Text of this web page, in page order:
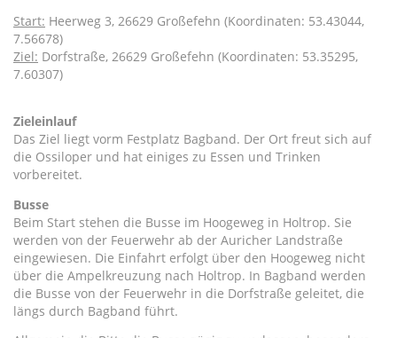
Start: Heerweg 3, 26629 Großefehn (Koordinaten: 53.43044,
7.56678)
Ziel: Dorfstraße, 26629 Großefehn (Koordinaten: 53.35295,
7.60307)
Zieleinlauf
Das Ziel liegt vorm Festplatz Bagband. Der Ort freut sich auf
die Ossiloper und hat einiges zu Essen und Trinken
vorbereitet.
Busse
Beim Start stehen die Busse im Hoogeweg in Holtrop. Sie
werden von der Feuerwehr ab der Auricher Landstraße
eingewiesen. Die Einfahrt erfolgt über den Hoogeweg nicht
über die Ampelkreuzung nach Holtrop. In Bagband werden
die Busse von der Feuerwehr in die Dorfstraße geleitet, die
längs durch Bagband führt.